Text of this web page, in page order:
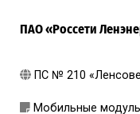
ПАО «Россети
ПС № 210
Мобильные